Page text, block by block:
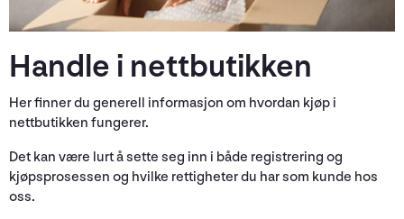
Handle i nettbutikken
Her finner du generell informasjon om hvordan kjøp i
nettbutikken fungerer.
Det kan være lurt å sette seg inn i både registrering og
kjøpsprosessen og hvilke rettigheter du har som kunde hos
oss.